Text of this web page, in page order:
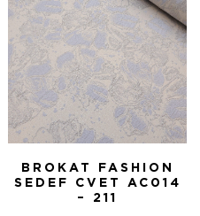
BROKAT FASHION
SEDEF CVET AC014
– 211